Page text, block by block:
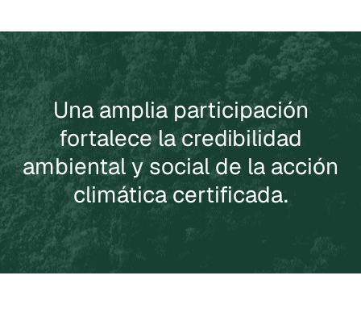
Una amplia participación
fortalece la credibilidad
ambiental y social de la acción
climática certificada.